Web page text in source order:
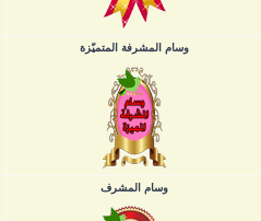
وسام المشرفة المتميّزة
وسام المشرف